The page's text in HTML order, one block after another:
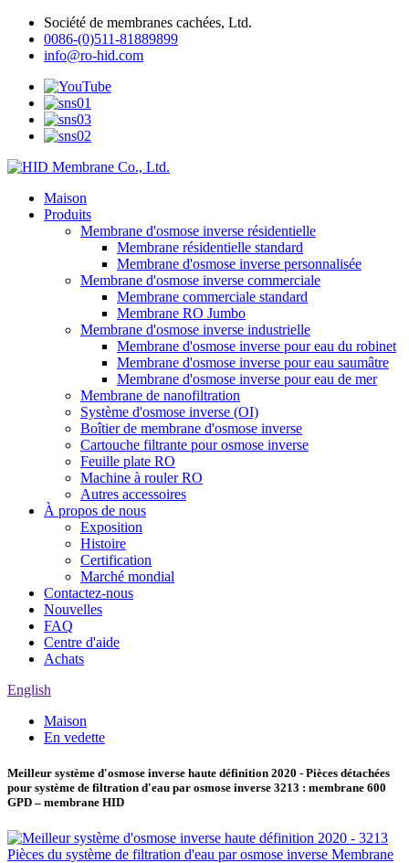
Société de membranes cachées, Ltd.
0086-(0)511-81889899
info@ro-hid.com
Maison
Produits
Membrane d'osmose inverse résidentielle
Membrane résidentielle standard
Membrane d'osmose inverse personnalisée
Membrane d'osmose inverse commerciale
Membrane commerciale standard
Membrane RO Jumbo
Membrane d'osmose inverse industrielle
Membrane d'osmose inverse pour eau du robinet
Membrane d'osmose inverse pour eau saumâtre
Membrane d'osmose inverse pour eau de mer
Membrane de nanofiltration
Système d'osmose inverse (OI)
Boîtier de membrane d'osmose inverse
Cartouche filtrante pour osmose inverse
Feuille plate RO
Machine à rouler RO
Autres accessoires
À propos de nous
Exposition
Histoire
Certification
Marché mondial
Contactez-nous
Nouvelles
FAQ
Centre d'aide
Achats
English
Maison
En vedette
Meilleur système d'osmose inverse haute définition 2020 - Pièces détachées
pour système de filtration d'eau par osmose inverse 3213 : membrane 600
GPD – membrane HID